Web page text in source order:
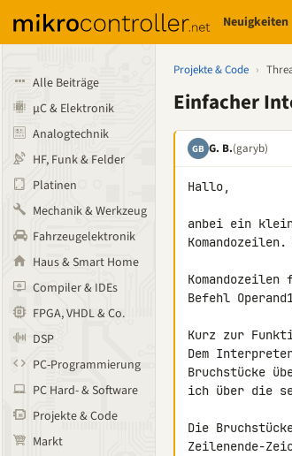
Neuigkeiten
Alle Beiträge
µC & Elektronik
Analogtechnik
HF, Funk & Felder
Platinen
Mechanik & Werkzeug
Fahrzeugelektronik
Haus & Smart Home
Compiler & IDEs
FPGA, VHDL & Co.
DSP
PC-Programmierung
PC Hard- & Software
Projekte & Code
Markt
Projekte & Code ›
Einfacher
GB G. B.(garyb)
Hallo,
anbei ein
Befehl
Kurz zur
Dem
Bruchstücke
ich über die
Die
Zeilenende-